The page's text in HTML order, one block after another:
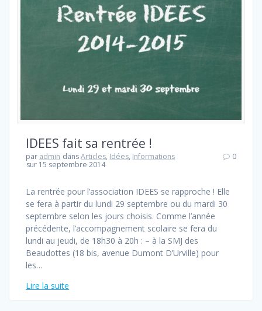
IDEES fait sa rentrée !
par admin dansArticles, Idées, Informations
sur 15 septembre 2014
0
La rentrée pour l’association IDEES se rapproche ! Elle
se fera à partir du lundi 29 septembre ou du mardi 30
septembre selon les jours choisis. Comme l’année
précédente, l’accompagnement scolaire se fera du
lundi au jeudi, de 18h30 à 20h : – à la SMJ des
Beaudottes (18 bis, avenue Dumont D’Urville) pour
les…
Lire la suite